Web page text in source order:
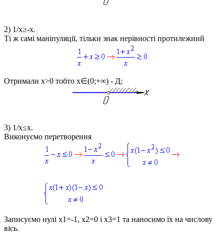
2) 1/x≥-x.
Ті ж самі маніпуляції, тільки знак нерівності протилежний
Отримали x>0 тобто x∈(0;+∞) - Д;
3) 1/x≤x.
Виконуємо перетворення
Записуємо нулі x1=-1, x2=0 і x3=1 та наносимо їх на числову
вісь.